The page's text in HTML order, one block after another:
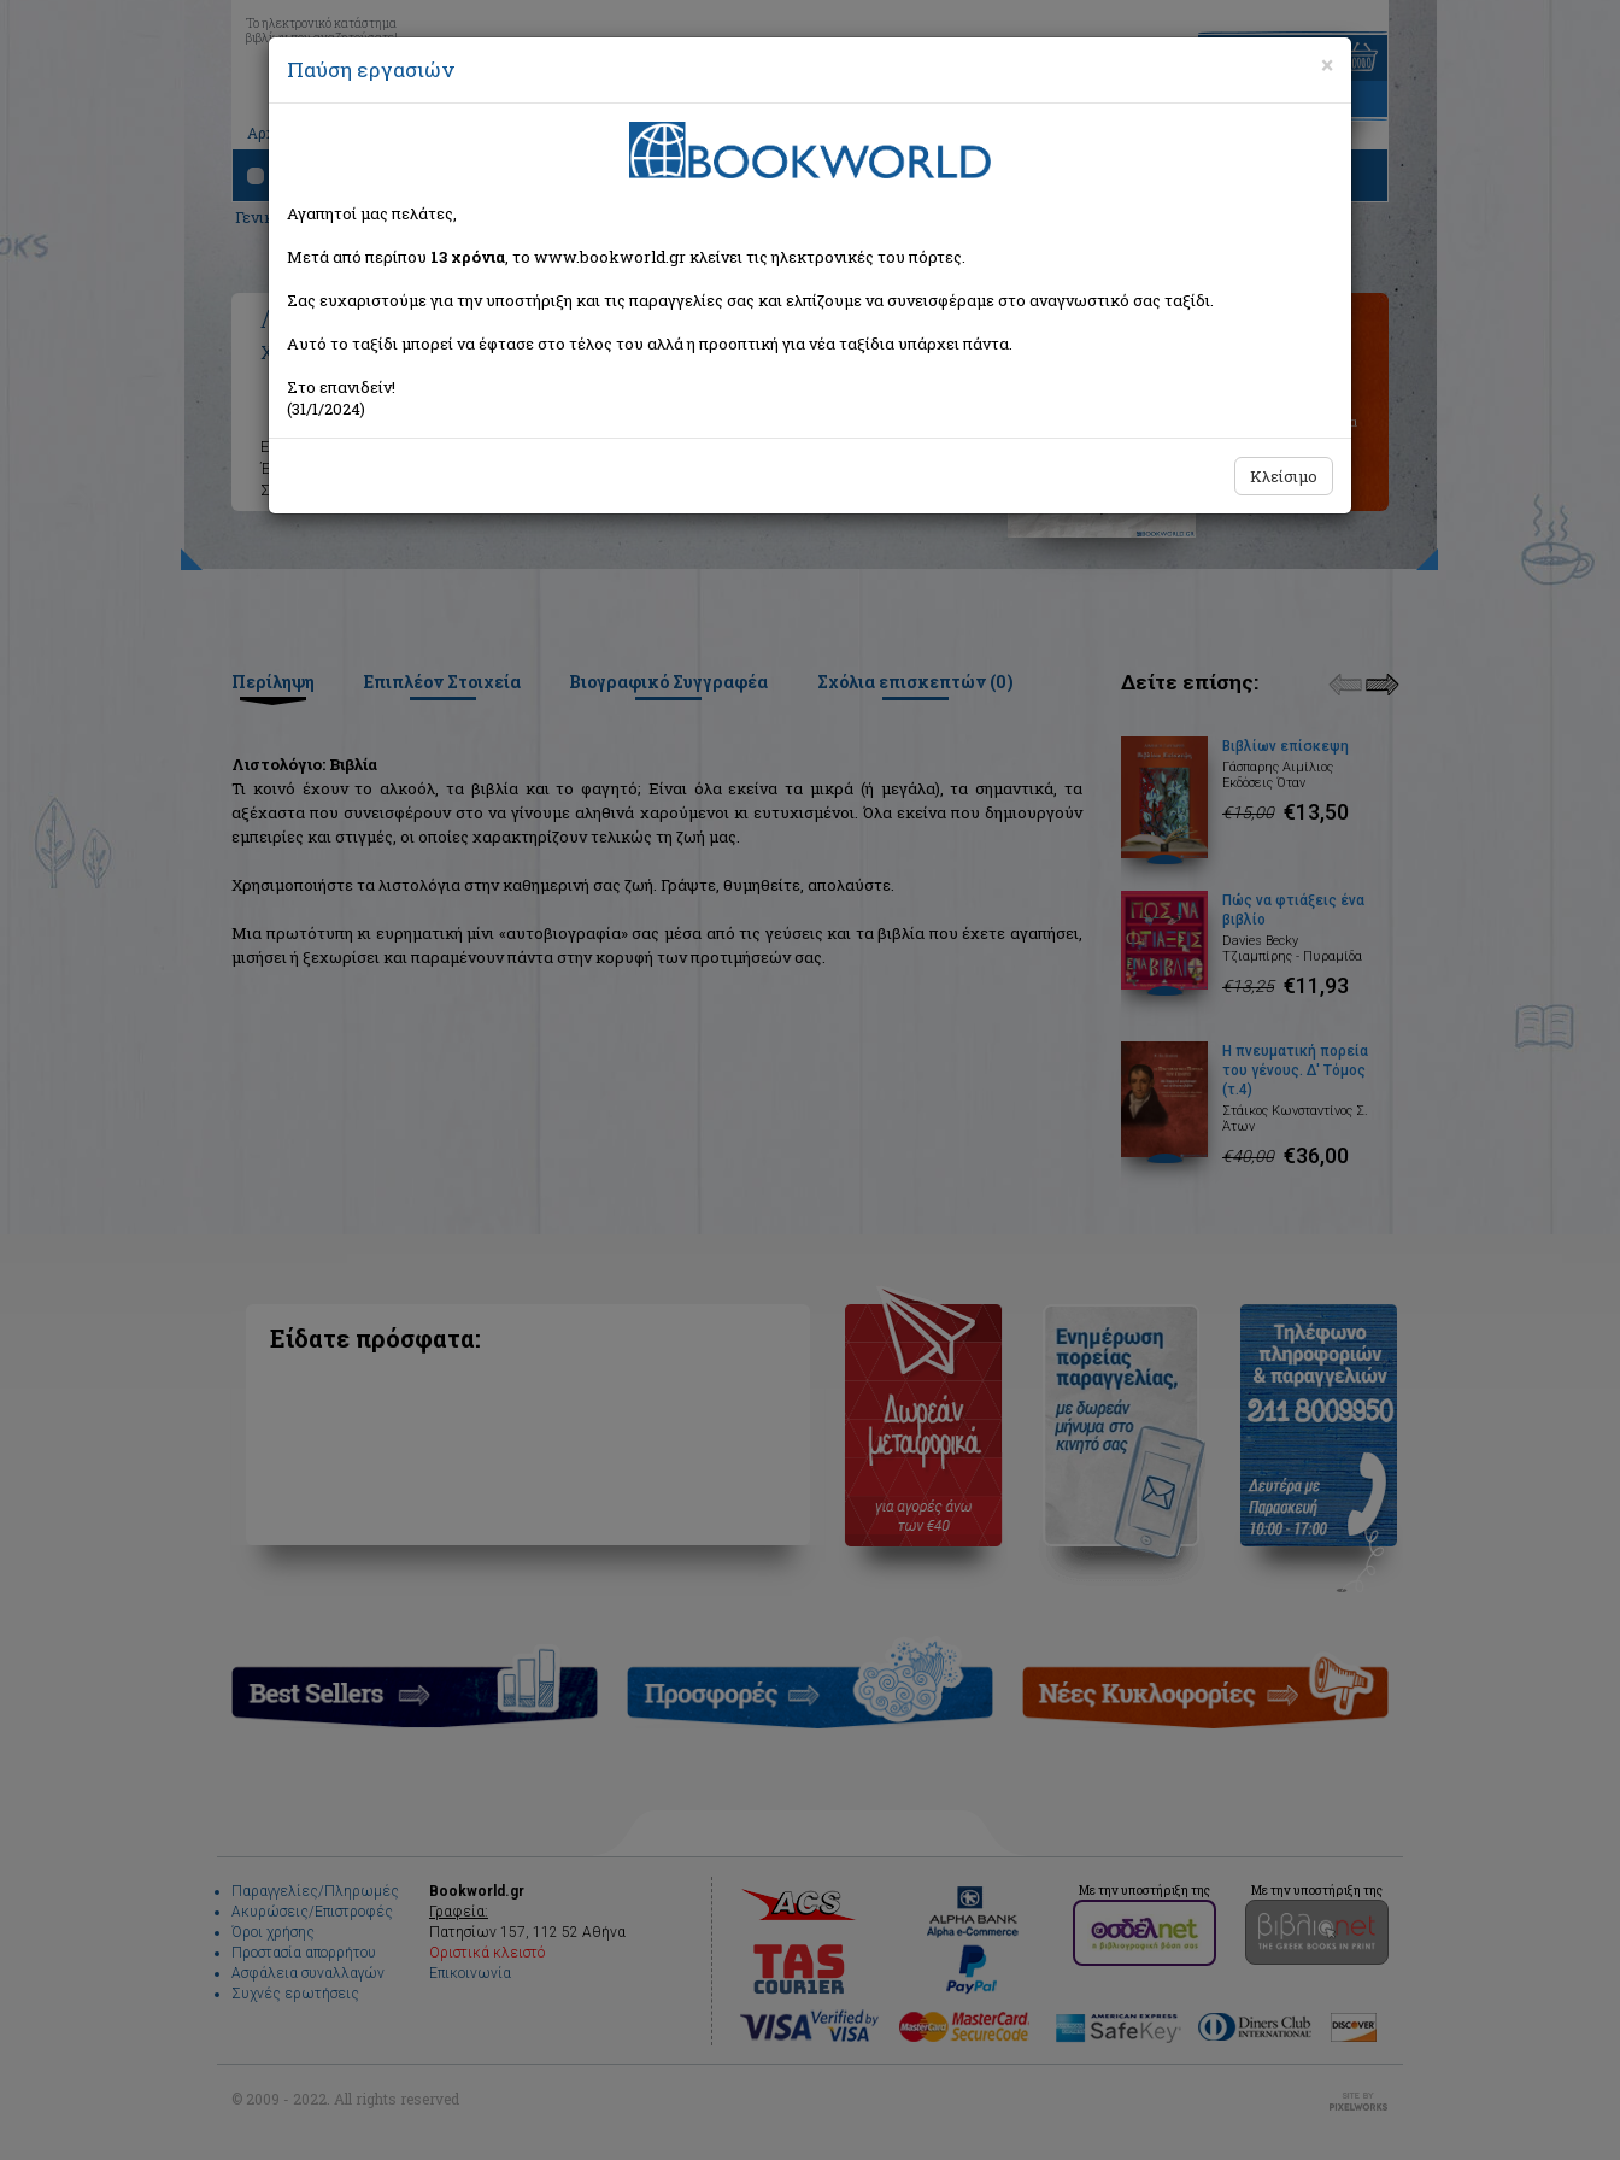
Το ηλεκτρονικό κατάστημα
βιβλίων που αναζητούσατε!
Αρχική
είναι άδειο
Γενικά Βιβλία> Λιστολόγιο: Βιβλία
Λιστολόγιο: Βιβλία
Χατζόπουλος Νίκος
Εκδότης:
Έτος:
Σελίδες:
Δεν υπάρχει δυνατότητα
παραγγελίας
Περίληψη Επιπλέον Στοιχεία Βιογραφικό Συγγραφέα Σχόλια επισκεπτών (0)
Λιστολόγιο: Βιβλία
Τι κοινό έχουν το αλκοόλ, τα βιβλία και το φαγητό; Είναι όλα εκείνα τα μικρά (ή μεγάλα), τα σημαντικά, τα
αξέχαστα που συνεισφέρουν στο να γίνουμε αληθινά χαρούμενοι κι ευτυχισμένοι. Όλα εκείνα που δημιουργούν
εμπειρίες και στιγμές, οι οποίες χαρακτηρίζουν τελικώς τη ζωή μας.
Χρησιμοποιήστε τα λιστολόγια στην καθημερινή σας ζωή. Γράψτε, θυμηθείτε, απολαύστε.
Μια πρωτότυπη κι ευρηματική μίνι «αυτοβιογραφία» σας μέσα από τις γεύσεις και τα βιβλία που έχετε αγαπήσει,
μισήσει ή ξεχωρίσει και παραμένουν πάντα στην κορυφή των προτιμήσεών σας.
Δείτε επίσης:
Βιβλίων επίσκεψη
Γάσπαρης Αιμίλιος
Εκδόσεις Όταν
€15,00 €13,50
Πώς να φτιάξεις ένα
βιβλίο
Davies Becky
Τζιαμπίρης - Πυραμίδα
€13,25 €11,93
Η πνευματική πορεία
του γένους. Δ' Τόμος
(τ.4)
Στάικος Κωνσταντίνος Σ.
Άτων
€40,00 €36,00
Είδατε πρόσφατα:
Παραγγελίες/Πληρωμές
Ακυρώσεις/Επιστροφές
Όροι χρήσης
Προστασία απορρήτου
Ασφάλεια συναλλαγών
Συχνές ερωτήσεις
Bookworld.gr
Γραφεία:
Πατησίων 157, 112 52 Αθήνα
Οριστικά κλειστό
Επικοινωνία
Με την υποστήριξη της Με την υποστήριξη της
© 2009 - 2022. All rights reserved
×
Παύση εργασιών
Αγαπητοί μας πελάτες,
Μετά από περίπου 13 χρόνια, το www.bookworld.gr κλείνει τις ηλεκτρονικές του πόρτες.
Σας ευχαριστούμε για την υποστήριξη και τις παραγγελίες σας και ελπίζουμε να συνεισφέραμε στο αναγνωστικό σας ταξίδι.
Αυτό το ταξίδι μπορεί να έφτασε στο τέλος του αλλά η προοπτική για νέα ταξίδια υπάρχει πάντα.
Στο επανιδείν!
(31/1/2024)
Κλείσιμο